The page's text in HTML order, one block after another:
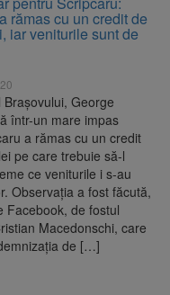
Brașov
de
după
rămas cu un credit de
iar veniturile sunt de
George
într-un mare impas
a rămas cu un credit
pe care trebuie să-l
ce veniturile i s-au
Observația a fost făcută,
Facebook, de fostul
Macedonschi, care
de […]